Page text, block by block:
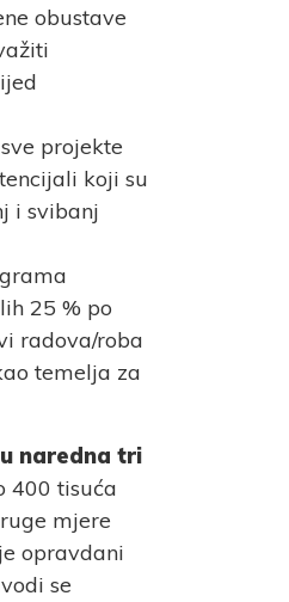
obustave
projekte
koji su
i svibanj
25 % po
radova/roba
temelja za
naredna tri
400 tisuća
mjere
opravdani
se